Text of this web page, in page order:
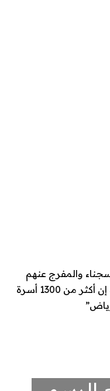
والمفرج عنهم
وأسرهم، «تراحم»، سعيد الأحمري، إن أكثر من 1300 أسرة